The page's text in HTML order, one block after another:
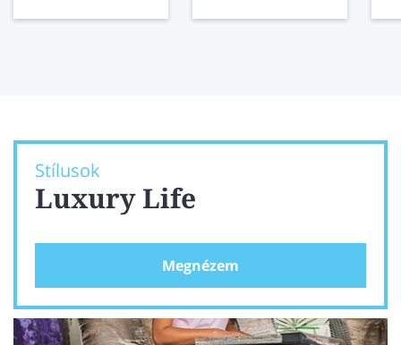
Stílusok
Luxury Life
Megnézem